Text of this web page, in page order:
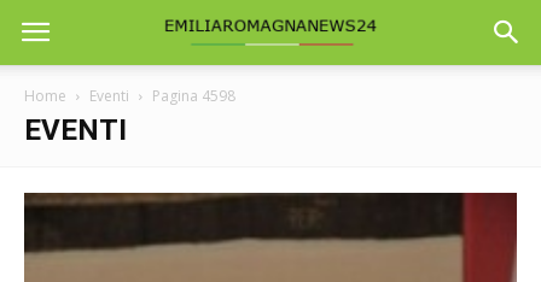
Home Eventi Pagina 4598
EVENTI